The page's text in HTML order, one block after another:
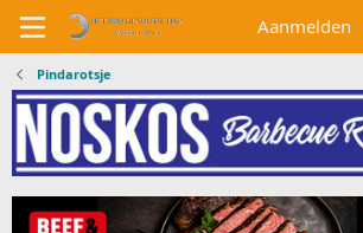
Aanmelden
Pindarotsje